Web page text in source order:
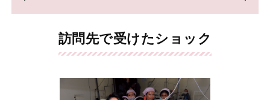
訪問先で受けたショック